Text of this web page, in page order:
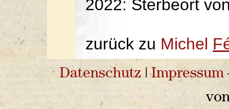
2022: Sterbeort
zurück zu Michel
Datenschutz |Impressum